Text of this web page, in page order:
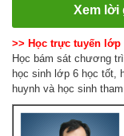
Xem lời
>> Học trực tuyến
Học bám sát chương
học sinh lớp 6 học tốt,
huynh và học sinh